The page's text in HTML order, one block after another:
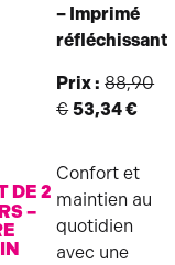
– Imprimé
réfléchissant
Prix : 88,90
€ 53,34 €
DE 2
–
Confort et
maintien au
quotidien
avec une